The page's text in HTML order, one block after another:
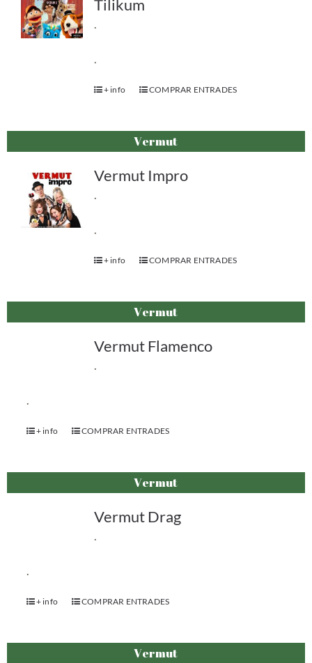
Tilikum
.
.
+ info COMPRAR ENTRADES
Vermut
Vermut Impro
.
.
+ info COMPRAR ENTRADES
Vermut
Vermut Flamenco
.
.
+ info COMPRAR ENTRADES
Vermut
Vermut Drag
.
.
+ info COMPRAR ENTRADES
Vermut